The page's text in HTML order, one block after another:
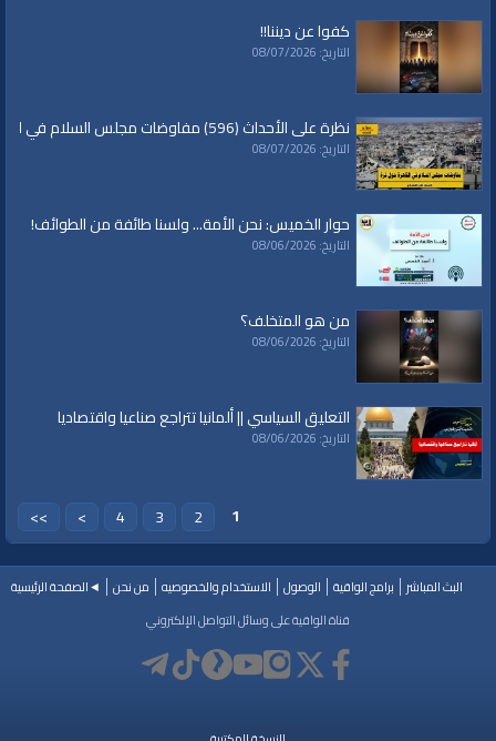
لمتابعة المزيد من إنتاجات قناة الواقية
https://www.youtube.com/user/AlwaqiyahTV?sub_confirmation=1
اشترك في القناة الرسمية على تليجرام:
الصفحة الرسمية لقناة الواقية على الفيسبوك
https://www.facebook.com/alwaqiyahtube
الصفحة الرسمية على تويتر
قناة الواقية: انحياز إلى مبدأ الأمة
الفئات:
برامج الواقية
العلامات:#video
|
#subscribe
|
#youtube
كفوا عن ديننا!!
التاريخ: 08/07/2026
نظرة على الأحداث (596) مفاوضات مجلس السلام في القاهرة حول غزة
التاريخ: 08/07/2026
حوار الخميس: نحن الأمة... ولسنا طائفة من الطوائف!
التاريخ: 08/06/2026
من هو المتخلف؟
التاريخ: 08/06/2026
التعليق السياسي || ألمانيا تتراجع صناعيا واقتصاديا
التاريخ: 08/06/2026
1
2
3
4
>
>>
البث المباشر برامج الواقية الوصول الاستخدام والخصوصيه من نحن
◄الصفحة الرئيسية
قناة الواقية على وسائل التواصل الإلكتروني